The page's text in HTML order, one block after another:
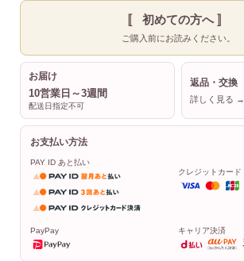
〚 初めての方へ 〛
ご購入前にお読みください。
お届け
10営業日～3週間
配送日指定不可
返品・交換
詳しく見る →
お支払い方法
PAY ID あと払い
クレジットカード
PayPay キャリア決済